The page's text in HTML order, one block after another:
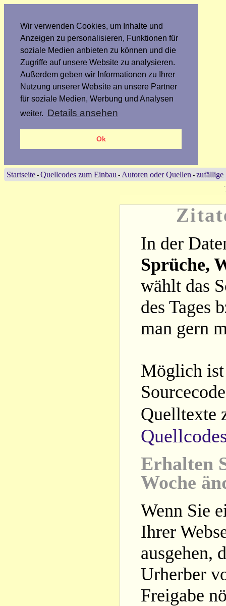
Wir verwenden Cookies, um Inhalte und
Anzeigen zu personalisieren, Funktionen für
soziale Medien anbieten zu können und die
Zugriffe auf unsere Website zu analysieren.
Außerdem geben wir Informationen zu Ihrer
Nutzung unserer Website an unsere Partner
für soziale Medien, Werbung und Analysen
weiter. Details ansehen
Ok
Startseite - Quellcodes zum Einbau - Autoren oder Quellen - zufällige
In der
Sprüche,
wählt das
des Tages
man gern
Möglich ist
Quelltexte
Erhalten
Woche
Wenn Sie
Ihrer
ausgehen,
Urherber
Freigabe